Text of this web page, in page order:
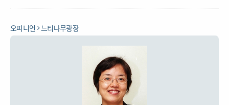
오피니언 느티나무광장